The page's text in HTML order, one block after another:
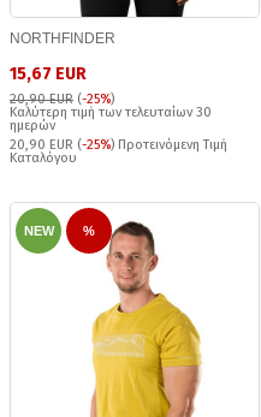
NORTHFINDER
15,67 EUR
20,90 EUR (-25%)
Καλύτερη τιμή των τελευταίων 30
ημερών
20,90 EUR (-25%) Προτεινόμενη Τιμή
Καταλόγου
NEW %